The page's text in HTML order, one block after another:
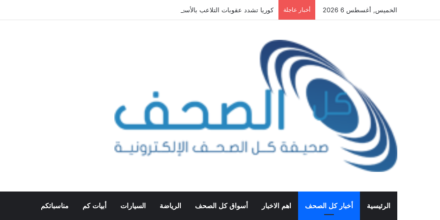
الخميس, أغسطس 6 2026 أخبار عاجلة كوريا تشدد عقوبات التلاعب بالأسعار
الرئيسية أخبار كل الصحف اهم الاخبار أسواق كل الصحف الرياضة السيارات أبيات كم مناسباتكم